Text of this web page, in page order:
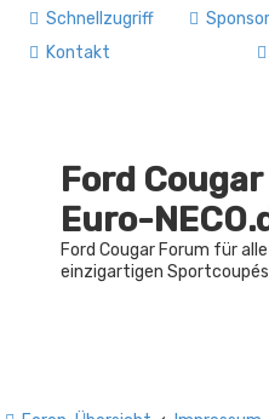
Schnellzugriff
Kontakt
Ford
Euro-
Ford Cougar Forum für
einzigartigen Sportcoupés